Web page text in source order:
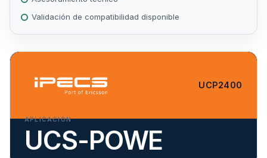
UCP2400
APLICACIÓN
UCS-POWE
Validación de compatibilidad disponible